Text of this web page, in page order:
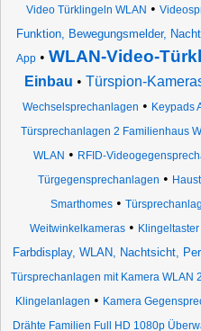
Video Türklingeln WLAN •
Funktion, Bewegungsmelder,
App • WLAN-Video-
Einbau • Türspion-
Wechselsprechanlagen • Keypads
Türsprechanlagen 2 Familienhaus
WLAN • RFID-
Türgegensprechanlagen •
Smarthomes •
Weitwinkelkameras •
Farbdisplay, WLAN, Nachtsicht,
Türsprechanlagen mit Kamera WLAN
Klingelanlagen • Kamera
Drähte Familien Full HD 1080p